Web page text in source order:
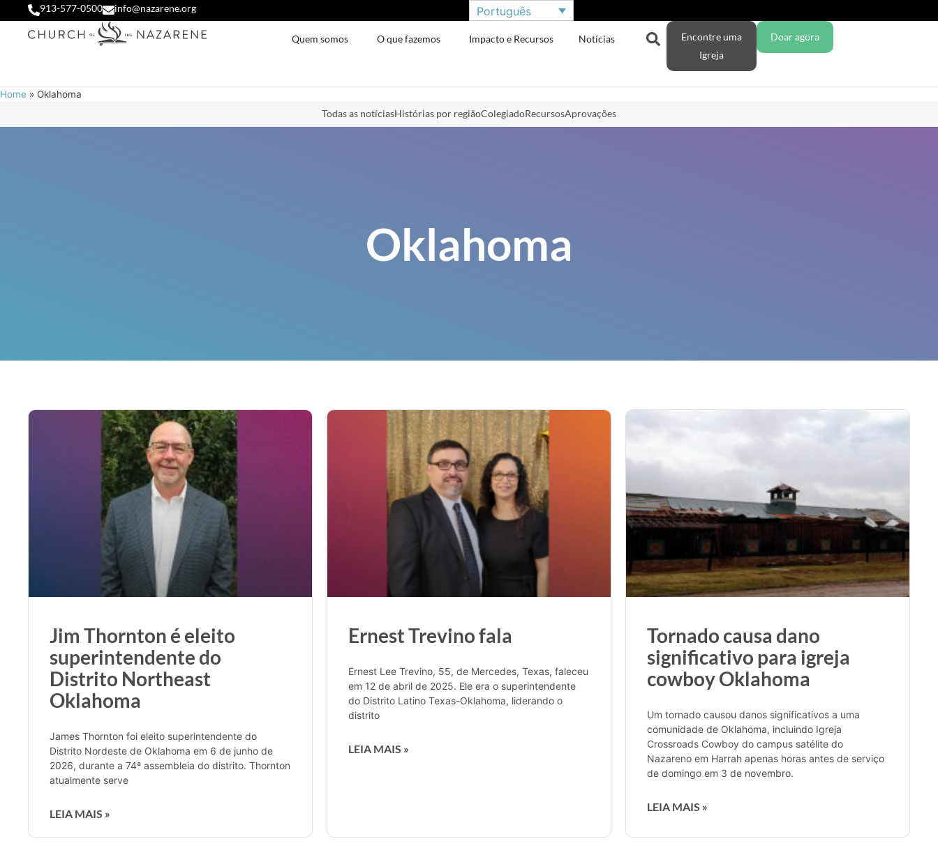
913-577-0500 info@nazarene.org Português
Quem somos O que fazemos Impacto e Recursos Notícias
Encontre uma
Igreja
Doar agora
Home » Oklahoma
Todas as notíciasHistórias por regiãoColegiadoRecursosAprovações
Oklahoma
Jim Thornton é eleito
superintendente do
Distrito Northeast
Oklahoma
James Thornton foi eleito superintendente do
Distrito Nordeste de Oklahoma em 6 de junho de
2026, durante a 74ª assembleia do distrito. Thornton
atualmente serve
LEIA MAIS »
Ernest Trevino fala
Ernest Lee Trevino, 55, de Mercedes, Texas, faleceu
em 12 de abril de 2025. Ele era o superintendente
do Distrito Latino Texas-Oklahoma, liderando o
distrito
LEIA MAIS »
Tornado causa dano
significativo para igreja
cowboy Oklahoma
Um tornado causou danos significativos a uma
comunidade de Oklahoma, incluindo Igreja
Crossroads Cowboy do campus satélite do
Nazareno em Harrah apenas horas antes de serviço
de domingo em 3 de novembro.
LEIA MAIS »